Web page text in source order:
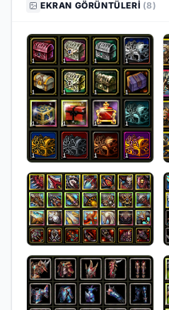
EKRAN GÖRÜNTÜLERI (8)